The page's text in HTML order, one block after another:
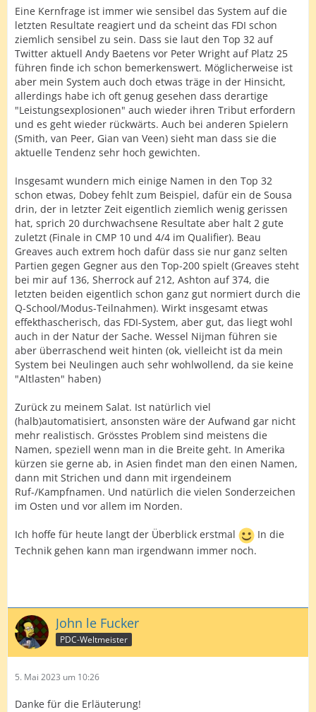
Eine Kernfrage ist immer wie sensibel das System auf die
letzten Resultate reagiert und da scheint das FDI schon
ziemlich sensibel zu sein. Dass sie laut den Top 32 auf
Twitter aktuell Andy Baetens vor Peter Wright auf Platz 25
führen finde ich schon bemerkenswert. Möglicherweise ist
aber mein System auch doch etwas träge in der Hinsicht,
allerdings habe ich oft genug gesehen dass derartige
"Leistungsexplosionen" auch wieder ihren Tribut erfordern
und es geht wieder rückwärts. Auch bei anderen Spielern
(Smith, van Peer, Gian van Veen) sieht man dass sie die
aktuelle Tendenz sehr hoch gewichten.
Insgesamt wundern mich einige Namen in den Top 32
schon etwas, Dobey fehlt zum Beispiel, dafür ein de Sousa
drin, der in letzter Zeit eigentlich ziemlich wenig gerissen
hat, sprich 20 durchwachsene Resultate aber halt 2 gute
zuletzt (Finale in CMP 10 und 4/4 im Qualifier). Beau
Greaves auch extrem hoch dafür dass sie nur ganz selten
Partien gegen Gegner aus den Top-200 spielt (Greaves steht
bei mir auf 136, Sherrock auf 212, Ashton auf 374, die
letzten beiden eigentlich schon ganz gut normiert durch die
Q-School/Modus-Teilnahmen). Wirkt insgesamt etwas
effekthascherisch, das FDI-System, aber gut, das liegt wohl
auch in der Natur der Sache. Wessel Nijman führen sie
aber überraschend weit hinten (ok, vielleicht ist da mein
System bei Neulingen auch sehr wohlwollend, da sie keine
"Altlasten" haben)
Zurück zu meinem Salat. Ist natürlich viel
(halb)automatisiert, ansonsten wäre der Aufwand gar nicht
mehr realistisch. Grösstes Problem sind meistens die
Namen, speziell wenn man in die Breite geht. In Amerika
kürzen sie gerne ab, in Asien findet man den einen Namen,
dann mit Strichen und dann mit irgendeinem
Ruf-/Kampfnamen. Und natürlich die vielen Sonderzeichen
im Osten und vor allem im Norden.
Ich hoffe für heute langt der Überblick erstmal
In die
Technik gehen kann man irgendwann immer noch.
John le Fucker
PDC-Weltmeister
5. Mai 2023 um 10:26
Danke für die Erläuterung!